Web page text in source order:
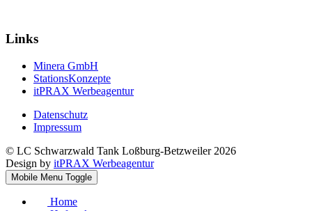
Links
Minera GmbH
StationsKonzepte
itPRAX Werbeagentur
Datenschutz
Impressum
© LC Schwarzwald Tank Loßburg-Betzweiler 2026
Design by itPRAX Werbeagentur
Mobile Menu Toggle
Home